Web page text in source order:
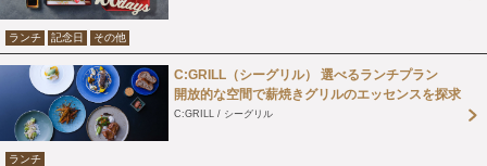
ランチ 記念日 その他
C:GRILL（シーグリル） 選べるランチプラン
開放的な空間で薪焼きグリルのエッセンスを探求
C:GRILL / シーグリル
ランチ